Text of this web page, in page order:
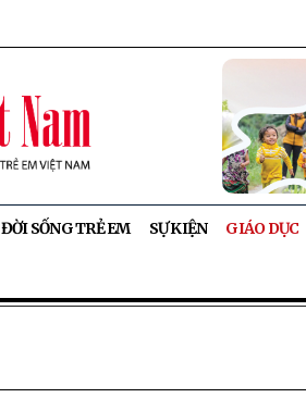
ĐỜI SỐNG TRẺ EM SỰ KIỆN GIÁO DỤC